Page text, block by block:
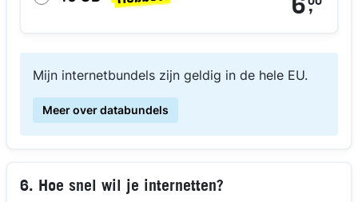
6,
Mijn internetbundels zijn geldig in de hele EU.
Meer over databundels
6. Hoe snel wil je internetten?